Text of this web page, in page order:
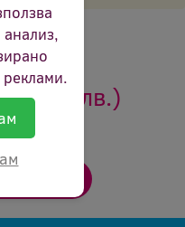
500 г
лв.)
анализ,